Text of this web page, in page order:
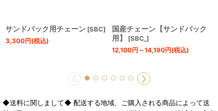
サンドバック用チェーン [SBC]
3,300円(税込)
国産チェーン【サンドバック
用】
[SBC_ ]
12,100円～14,190円(税込)
◆送料に関しまして◆ 配送する地域、ご購入される商品によって送